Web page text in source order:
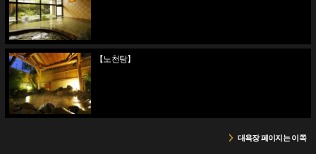
【노천탕】
대욕장 페이지는 이쪽